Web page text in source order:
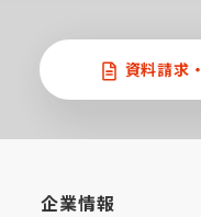
資料請求・
企業情報